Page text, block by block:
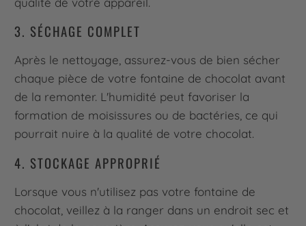
3. SÉCHAGE COMPLET
Après le nettoyage, assurez-vous de bien sécher
chaque pièce de votre fontaine de chocolat avant
de la remonter. L'humidité peut favoriser la
formation de moisissures ou de bactéries, ce qui
pourrait nuire à la qualité de votre chocolat.
4. STOCKAGE APPROPRIÉ
Lorsque vous n'utilisez pas votre fontaine de
chocolat, veillez à la ranger dans un endroit sec et